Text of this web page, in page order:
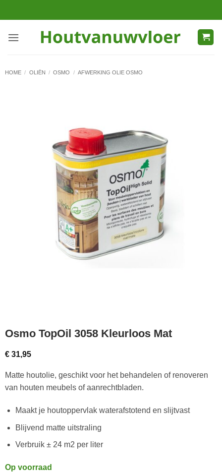
naar
HOME / OLIËN / OSMO / AFWERKING OLIE OSMO
Osmo TopOil 3058 Kleurloos Mat
€31,95
Matte houtolie, geschikt voor het behandelen of renoveren
van houten meubels of aanrechtbladen.
Maakt je houtoppervlak waterafstotend en slijtvast
Blijvend matte uitstraling
Verbruik ± 24 m2 per liter
Op voorraad